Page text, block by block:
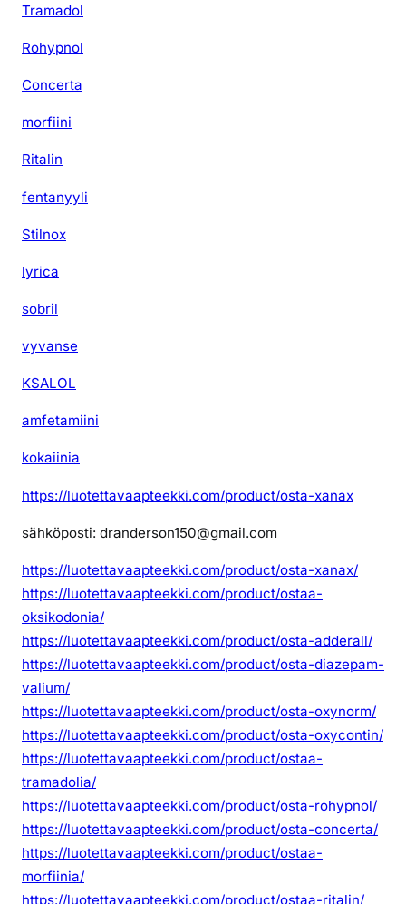
Tramadol
Rohypnol
Concerta
morfiini
Ritalin
fentanyyli
Stilnox
lyrica
sobril
vyvanse
KSALOL
amfetamiini
kokaiinia
https://luotettavaapteekki.com/product/osta-xanax
sähköposti: dranderson150@gmail.com
https://luotettavaapteekki.com/product/osta-xanax/
https://luotettavaapteekki.com/product/ostaa-
oksikodonia/
https://luotettavaapteekki.com/product/osta-adderall/
https://luotettavaapteekki.com/product/osta-diazepam-
valium/
https://luotettavaapteekki.com/product/osta-oxynorm/
https://luotettavaapteekki.com/product/osta-oxycontin/
https://luotettavaapteekki.com/product/ostaa-
tramadolia/
https://luotettavaapteekki.com/product/osta-rohypnol/
https://luotettavaapteekki.com/product/osta-concerta/
https://luotettavaapteekki.com/product/ostaa-
morfiinia/
https://luotettavaapteekki.com/product/ostaa-ritalin/